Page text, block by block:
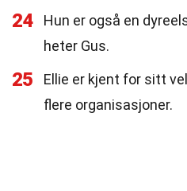
24
Hun er også en
heter Gus.
25
Ellie er kjent for sitt
flere organisasjoner.